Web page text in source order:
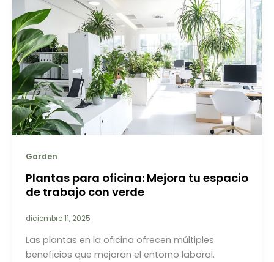
Garden
Plantas para oficina: Mejora tu espacio
de trabajo con verde
diciembre 11, 2025
Las plantas en la oficina ofrecen múltiples
beneficios que mejoran el entorno laboral.